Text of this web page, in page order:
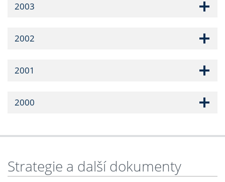
2003
2002
2001
2000
Strategie a další dokumenty